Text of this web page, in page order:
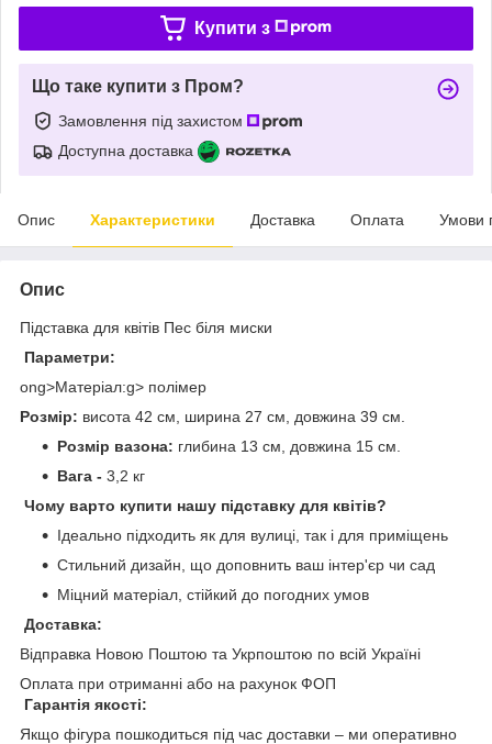
Купити з
Що таке купити з Пром?
Замовлення під захистом
Доступна доставка
Опис Характеристики Доставка Оплата Умови
Опис
Підставка для квітів Пес біля миски
Параметри:
ong>Матеріал:g> полімер
Розмір: висота 42 см, ширина 27 см, довжина 39 см.
Розмір вазона: глибина 13 см, довжина 15 см.
Вага - 3,2 кг
Чому варто купити нашу підставку для квітів?
Ідеально підходить як для вулиці, так і для приміщень
Стильний дизайн, що доповнить ваш інтер'єр чи сад
Міцний матеріал, стійкий до погодних умов
Доставка:
Відправка Новою Поштою та Укрпоштою по всій Україні
Оплата при отриманні або на рахунок ФОП
Гарантія якості:
Якщо фігура пошкодиться під час доставки – ми оперативно